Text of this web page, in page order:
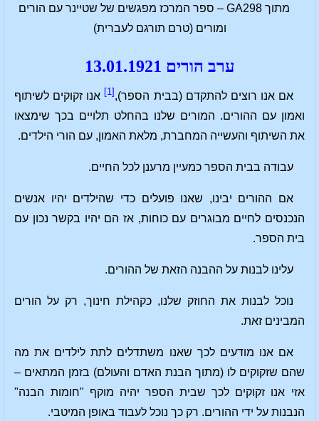
מתוך GA298 – ספר המרכז מפגשים של שטיינר עם הורים
ומורים (טרם תורגם לעברית)
ערב הורים 13.01.1921
אם אנו רוצים להתקדם (בבית הספר), [1]
אנו זקוקים לשיתוף
ואמון עם ההורים. המורים שלנו בהחלט תלויים בכך שימצאו
את השיתוף והעשייה המחברת, מלאת האמון, עם הורי הילדים.
עבודה בבית הספר כמעיין מרענן לכל החיים.
אם ההורים יבינו, שאנו פועלים כדי שהילדים יהיו אנשים
הנכנסים לחיים מבוגרים עם כוחות, אז הם יהיו בקשר נכון עם
בית הספר.
עלינו לבנות על ההבנה הזאת של ההורים.
נוכל לבנות את החוזק שלנו, כקהילת חינוך, רק על הורים
המבינים זאת.
אם אנו מודעים לכך שאנו משתדלים לתת לילדים את מה
שהם שזקוקים לו (מתוך הבנת האדם והעולם) בזמן המתאים –
אזי אנו זקוקים לכך שבית הספר יהיה מוקף "חומות הבנה"
הנבנות על ידי ההורים. רק כך נוכל לעבוד באופן המיטבי.